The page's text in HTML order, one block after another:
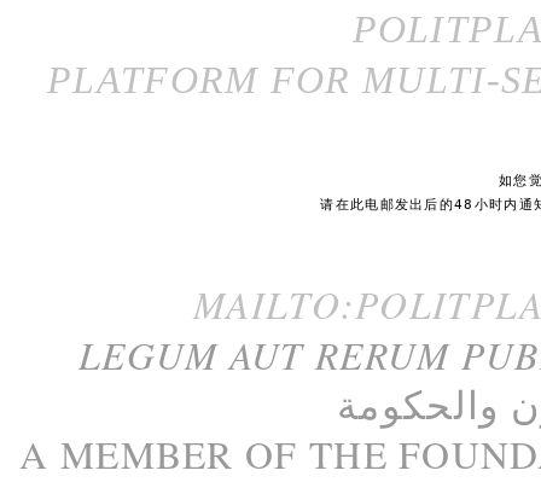
PLATFORM FOR MULTI-
如您
请在此电邮发出后的48小时内通
LEGUM AUT RERUM
والحكومة
A MEMBER OF THE